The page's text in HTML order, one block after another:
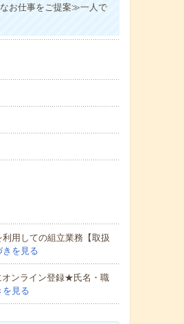
お仕事をご提案≫一人で
用しての組立業務【取扱
きを見る
ンライン登録★氏名・職
を見る